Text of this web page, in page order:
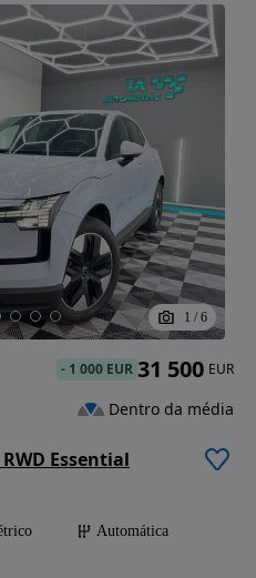
1 / 6
Essential
Automática
- 1 000 EUR 31 500 EUR
Dentro da média